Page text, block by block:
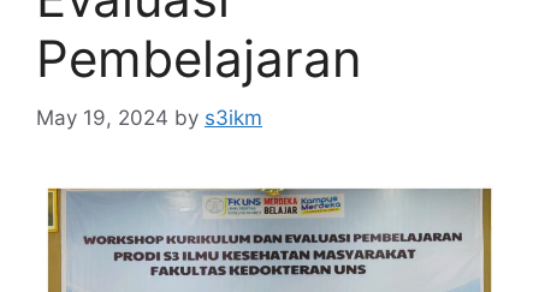
Pembelajaran
May 19, 2024 by s3ikm